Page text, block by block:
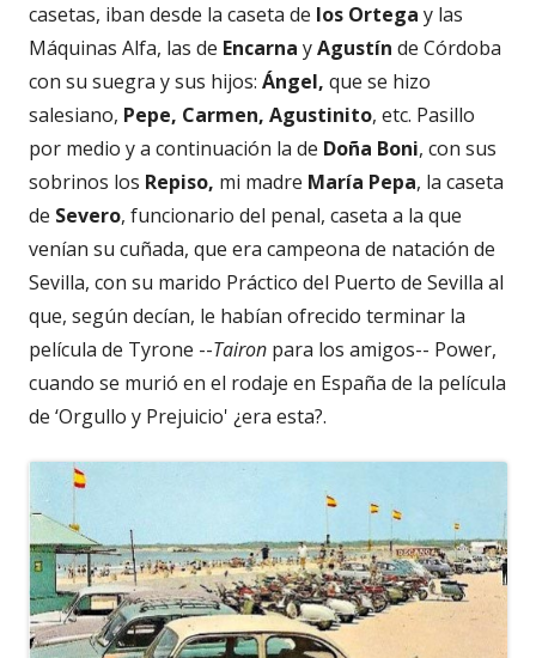
casetas, iban desde la caseta de los Ortega y las
Máquinas Alfa, las de Encarna yAgustín de Córdoba
con su suegra y sus hijos: Ángel, que se hizo
salesiano, Pepe, Carmen, Agustinito, etc. Pasillo
por medio y a continuación la de Doña Boni, con sus
sobrinos los Repiso, mi madre María Pepa, la caseta
de Severo, funcionario del penal, caseta a la que
venían su cuñada, que era campeona de natación de
Sevilla, con su marido Práctico del Puerto de Sevilla al
que, según decían, le habían ofrecido terminar la
película de Tyrone --Tairon para los amigos-- Power,
cuando se murió en el rodaje en España de la película
de ‘Orgullo y Prejuicio' ¿era esta?.